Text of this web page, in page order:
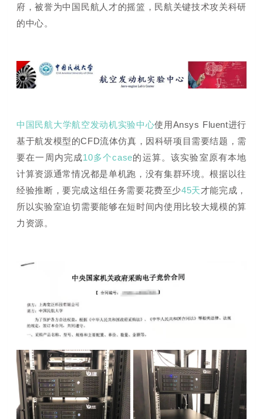
府，被誉为中国民航人才的摇篮， 民航关键技术攻关科研
的中心。
中国民航大学航空发动机实验中心使用Ansys Fluent进行
基于航发模型的CFD流体仿真，因科研项目需要结题，需
要在一周内完成10多个case的运算。该实验室原有本地
计算资源通常情况都是单机跑，没有集群环境。根据以往
经验推断，要完成这组任务需要花费至少45天才能完成 ，
所以实验室迫切需要能够在短时间内使用比较大规模的算
力资源。